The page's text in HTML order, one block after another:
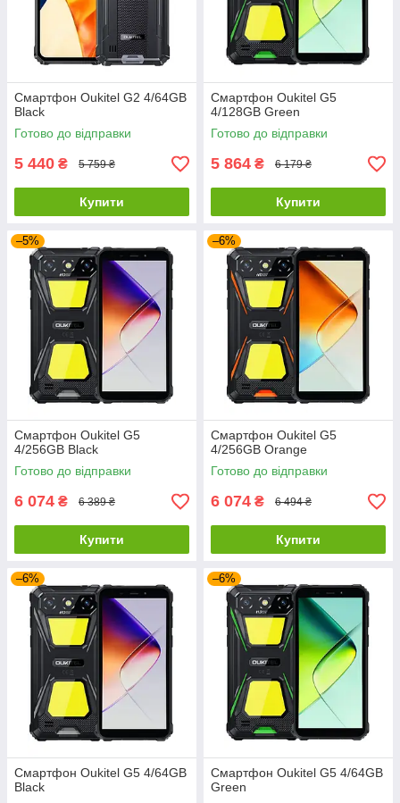
Смартфон Oukitel G2 4/64GB
Black
Готово до відправки
5 440 ₴ 5 759 ₴
Купити
Смартфон Oukitel G5
4/128GB Green
Готово до відправки
5 864 ₴ 6 179 ₴
Купити
–5%
Смартфон Oukitel G5
4/256GB Black
Готово до відправки
6 074 ₴ 6 389 ₴
Купити
–6%
Смартфон Oukitel G5
4/256GB Orange
Готово до відправки
6 074 ₴ 6 494 ₴
Купити
–6%
Смартфон Oukitel G5 4/64GB
Black
–6%
Смартфон Oukitel G5 4/64GB
Green